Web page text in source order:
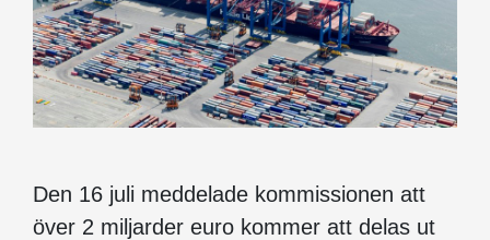
Den 16 juli meddelade kommissionen att
över 2 miljarder euro kommer att delas ut